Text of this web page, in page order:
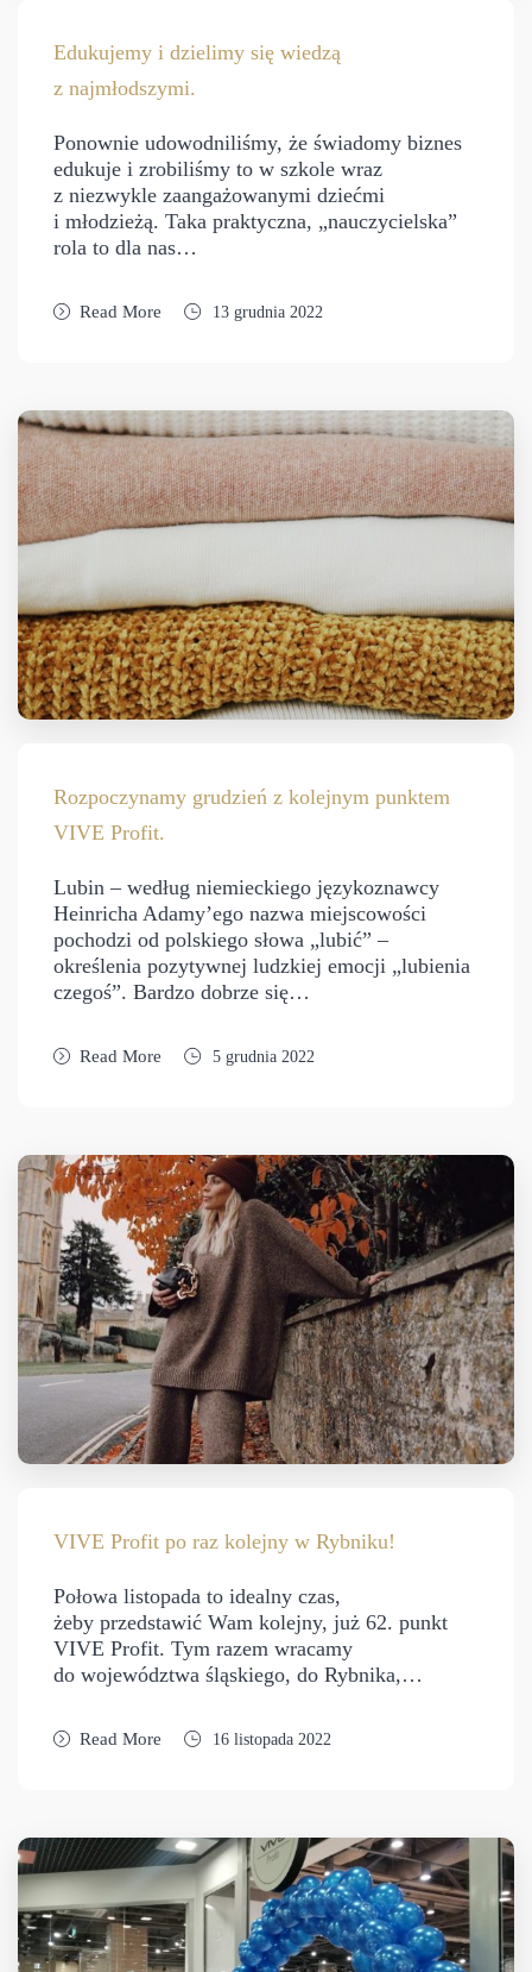
Edukujemy i dzielimy się wiedzą
z najmłodszymi.
Ponownie udowodniliśmy, że świadomy biznes
edukuje i zrobiliśmy to w szkole wraz
z niezwykle zaangażowanymi dziećmi
i młodzieżą. Taka praktyczna, „nauczycielska”
rola to dla nas…
Read More 13 grudnia 2022
Rozpoczynamy grudzień z kolejnym punktem
VIVE Profit.
Lubin – według niemieckiego językoznawcy
Heinricha Adamy’ego nazwa miejscowości
pochodzi od polskiego słowa „lubić” –
określenia pozytywnej ludzkiej emocji „lubienia
czegoś”. Bardzo dobrze się…
Read More 5 grudnia 2022
VIVE Profit po raz kolejny w Rybniku!
Połowa listopada to idealny czas,
żeby przedstawić Wam kolejny, już 62. punkt
VIVE Profit. Tym razem wracamy
do województwa śląskiego, do Rybnika,…
Read More 16 listopada 2022